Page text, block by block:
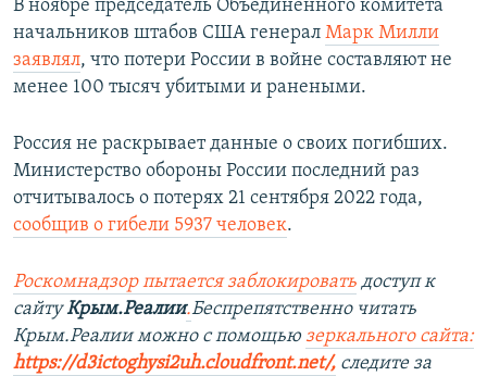
В ноябре председатель Объединенного комитета
начальников штабов США генерал Марк Милли
заявлял, что потери России в войне составляют не
менее 100 тысяч убитыми и ранеными.
Россия не раскрывает данные о своих погибших.
Министерство обороны России последний раз
отчитывалось о потерях 21 сентября 2022 года,
сообщив о гибели 5937 человек.
Роскомнадзор пытается заблокировать доступ к
сайтуКрым.Реалии.Беспрепятственно читать
Крым.Реалии можно с помощью зеркального сайта:
https://d3ictoghysi2uh.cloudfront.net/, следите за